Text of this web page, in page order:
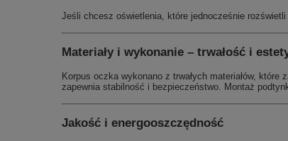
Jeśli chcesz oświetlenia, które jednocześnie
Materiały i wykonanie – trwałość i
Korpus oczka wykonano z trwałych materiałów,
zapewnia stabilność i bezpieczeństwo. Montaż
Jakość i energooszczędność